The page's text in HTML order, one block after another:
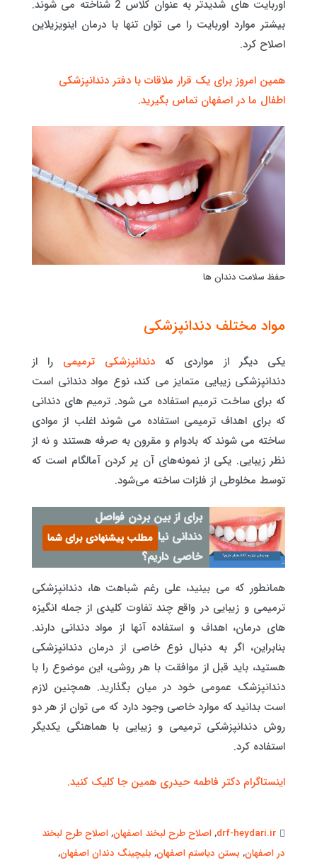
اوربایت های شدیدتر به عنوان کلاس 2 شناخته می شوند.
بیشتر موارد اوربایت را می توان تنها با درمان اینویزیلاین
اصلاح کرد.
همین امروز برای یک قرار ملاقات با دفتر دندانپزشکی
اطفال ما در اصفهان تماس بگیرید.
حفظ سلامت دندان ها
مواد مختلف دندانپزشکی
یکی دیگر از مواردی که دندانپزشکی ترمیمی را از
دندانپزشکی زیبایی متمایز می کند، نوع مواد دندانی است
که برای ساخت ترمیم استفاده می شود. ترمیم های دندانی
که برای اهداف ترمیمی استفاده می شوند اغلب از موادی
ساخته می شوند که بادوام و مقرون به صرفه هستند و نه از
نظر زیبایی. یکی از نمونه‌های آن پر کردن آمالگام است که
توسط مخلوطی از فلزات ساخته می‌شود.
برای از بین بردن فواصل
دندانی نیاز به وسایل و مواد
خاصی داریم؟
مطلب پیشنهادی برای شما
همانطور که می بینید، علی رغم شباهت ها، دندانپزشکی
ترمیمی و زیبایی در واقع چند تفاوت کلیدی از جمله انگیزه
های درمان، اهداف و استفاده آنها از مواد دندانی دارند.
بنابراین، اگر به دنبال نوع خاصی از درمان دندانپزشکی
هستید، باید قبل از موافقت با هر روشی، این موضوع را با
دندانپزشک عمومی خود در میان بگذارید. همچنین لازم
است بدانید که موارد خاصی وجود دارد که می توان از هر دو
روش دندانپزشکی ترمیمی و زیبایی با هماهنگی یکدیگر
استفاده کرد.
اینستاگرام دکتر فاطمه حیدری همین جا کلیک کنید.
drf-heydari.ir
,اصلاح طرح لبخند اصفهان,اصلاح طرح لبخند
در اصفهان, بستن دیاستم اصفهان, بلیچینگ دندان اصفهان,